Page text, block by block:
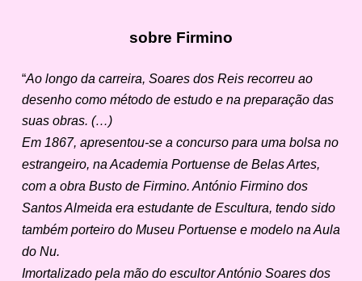
sobre Firmino
“Ao longo da carreira, Soares dos Reis recorreu ao
desenho como método de estudo e na preparação das
suas obras. (…)
Em 1867, apresentou-se a concurso para uma bolsa no
estrangeiro, na Academia Portuense de Belas Artes,
com a obra Busto de Firmino. António Firmino dos
Santos Almeida era estudante de Escultura, tendo sido
também porteiro do Museu Portuense e modelo na Aula
do Nu.
Imortalizado pela mão do escultor António Soares dos